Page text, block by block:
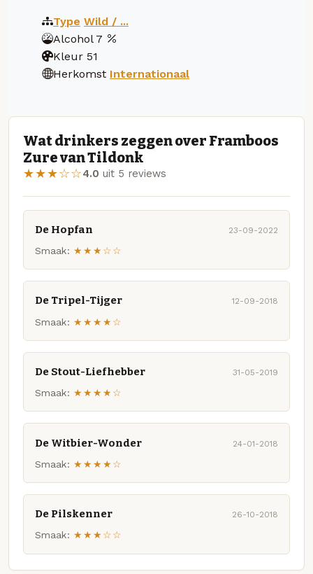
Type Wild / ...
Alcohol 7
Kleur 51
Herkomst Internationaal
Wat drinkers zeggen over Framboos
Zure van Tildonk
★★★☆☆4.0 uit 5 reviews
De Hopfan 23-09-2022
Smaak: ★★★☆☆
De Tripel-Tijger 12-09-2018
Smaak: ★★★★☆
De Stout-Liefhebber 31-05-2019
Smaak: ★★★★☆
De Witbier-Wonder 24-01-2018
Smaak: ★★★★☆
De Pilskenner 26-10-2018
Smaak: ★★★☆☆